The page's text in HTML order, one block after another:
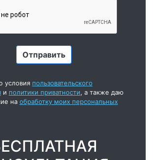
условия пользовательского
и политики приватности, а также даю
на обработку моих персональных